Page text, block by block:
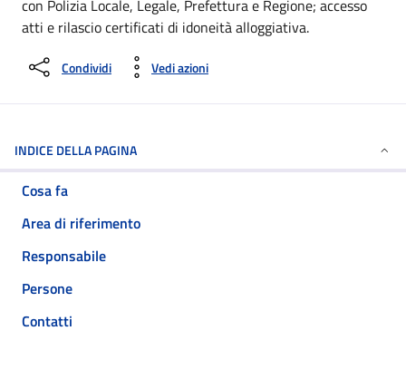
con Polizia Locale, Legale, Prefettura e Regione; accesso
atti e rilascio certificati di idoneità alloggiativa.
Condividi Vedi azioni
INDICE DELLA PAGINA
Cosa fa
Area di riferimento
Responsabile
Persone
Contatti